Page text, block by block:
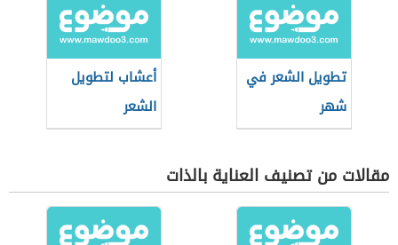
تطويل الشعر في
شهر
أعشاب لتطويل
الشعر
مقالات من تصنيف العناية بالذات